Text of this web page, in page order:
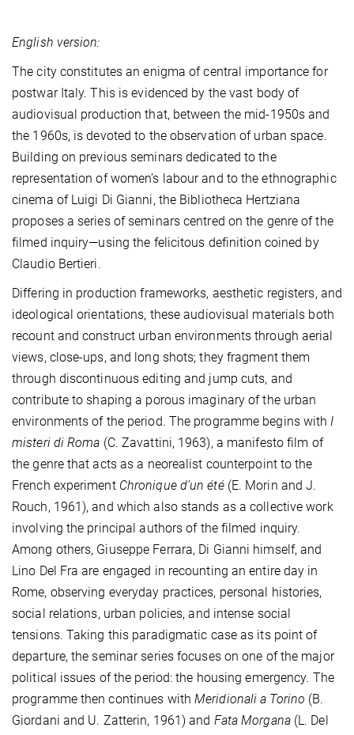
English version:
The city constitutes an enigma of central importance for
postwar Italy. This is evidenced by the vast body of
audiovisual production that, between the mid-1950s and
the 1960s, is devoted to the observation of urban space.
Building on previous seminars dedicated to the
representation of women’s labour and to the ethnographic
cinema of Luigi Di Gianni, the Bibliotheca Hertziana
proposes a series of seminars centred on the genre of the
filmed inquiry—using the felicitous definition coined by
Claudio Bertieri.
Differing in production frameworks, aesthetic registers, and
ideological orientations, these audiovisual materials both
recount and construct urban environments through aerial
views, close-ups, and long shots; they fragment them
through discontinuous editing and jump cuts, and
contribute to shaping a porous imaginary of the urban
environments of the period. The programme begins withI
misteri di Roma (C. Zavattini, 1963), a manifesto film of
the genre that acts as a neorealist counterpoint to the
French experiment Chronique d’un été(E. Morin and J.
Rouch, 1961), and which also stands as a collective work
involving the principal authors of the filmed inquiry.
Among others, Giuseppe Ferrara, Di Gianni himself, and
Lino Del Fra are engaged in recounting an entire day in
Rome, observing everyday practices, personal histories,
social relations, urban policies, and intense social
tensions. Taking this paradigmatic case as its point of
departure, the seminar series focuses on one of the major
political issues of the period: the housing emergency. The
programme then continues withMeridionali a Torino (B.
Giordani and U. Zatterin, 1961) and Fata Morgana(L. Del